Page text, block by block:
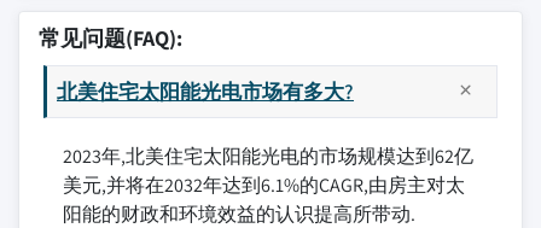
常见问题(FAQ):
北美住宅太阳能光电市场有多大?
2023年,北美住宅太阳能光电的市场规模达到62亿
美元,并将在2032年达到6.1%的CAGR,由房主对太
阳能的财政和环境效益的认识提高所带动.